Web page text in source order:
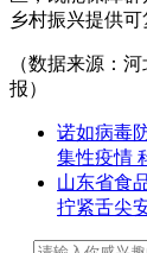
乡村振兴提供可
（数据来源：
报）
诺如病毒
集性疫情
山东省食
拧紧舌尖